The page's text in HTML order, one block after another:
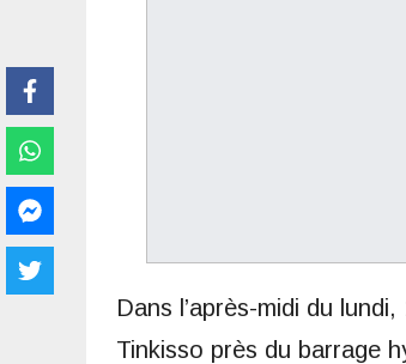
Dans l’après-midi du
Tinkisso près du barrage